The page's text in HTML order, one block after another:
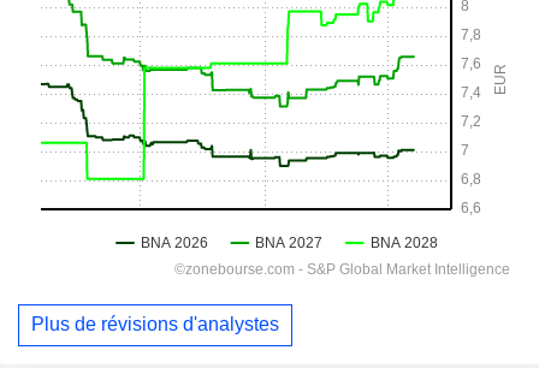
Plus de révisions d'analystes